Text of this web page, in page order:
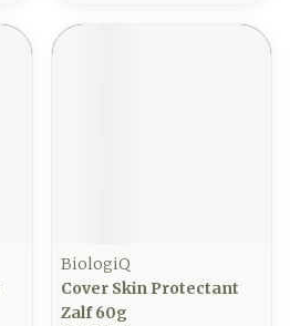
BiologiQ
Cover Skin Protectant
Zalf 60g